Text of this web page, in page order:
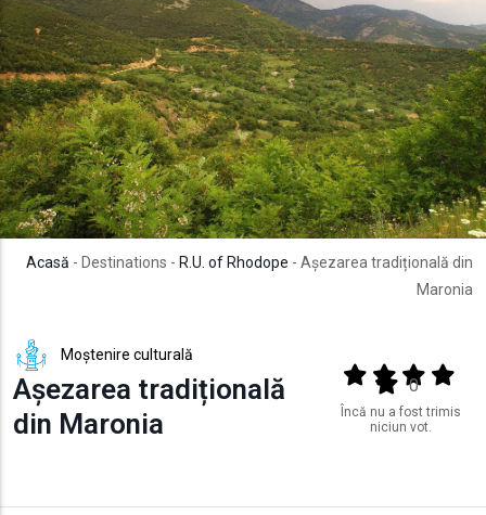
Acasă - Destinations - R.U. of Rhodope - Așezarea tradițională din
Maronia
Moștenire culturală
Așezarea tradițională
din Maronia
Output format
(star)(star)(star)
(star)
0
Încă nu a fost trimis
niciun vot.